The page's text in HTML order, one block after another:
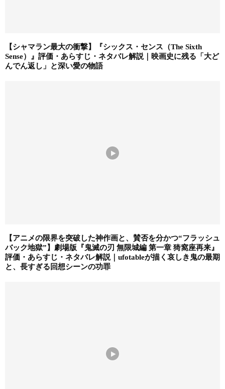
【シャマラン最大の衝撃】『シックス・センス（The Sixth
Sense）』評価・あらすじ・ネタバレ解説｜映画史に残る「大ど
んでん返し」と深い愛の物語
【アニメの限界を突破した神作画と、賛否を分かつ“フラッシュ
バック地獄”】劇場版『鬼滅の刃 無限城編 第一章 猗窩座再来』
評価・あらすじ・ネタバレ解説｜ufotableが描く哀しき鬼の最期
と、長すぎる回想シーンの功罪